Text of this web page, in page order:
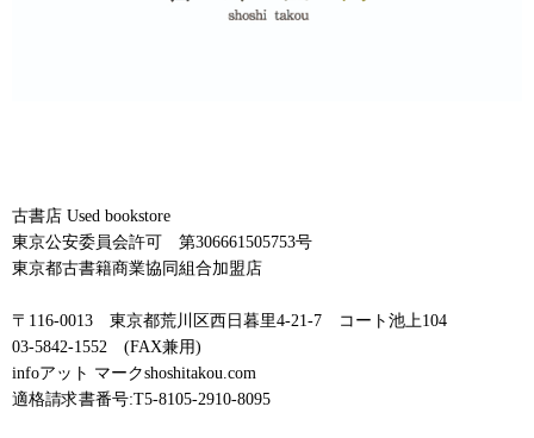
古書店 Used bookstore
東京公安委員会許可 第306661505753号
東京都古書籍商業協同組合加盟店
〒116-0013 東京都荒川区西日暮里4-21-7 コート池上104
03-5842-1552 (FAX兼用)
infoアット マークshoshitakou.com
適格請求書番号:T5-8105-2910-8095